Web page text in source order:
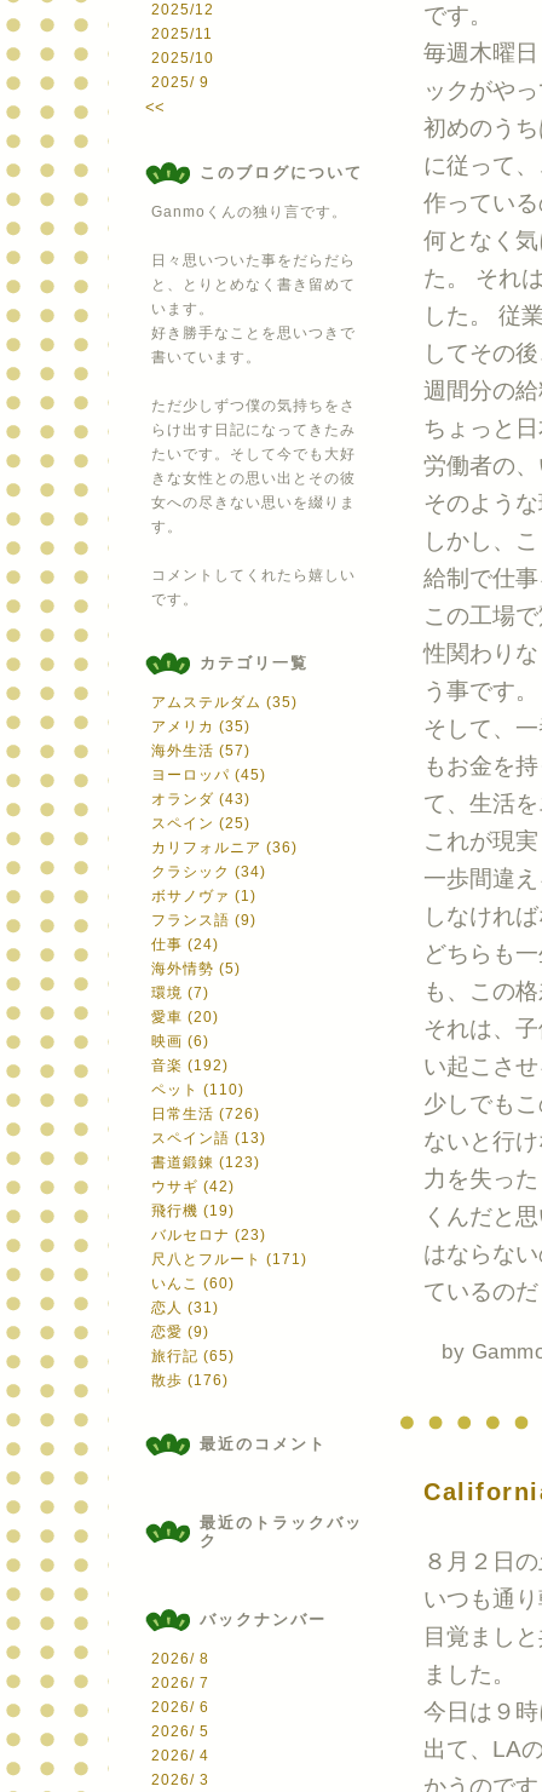
2025/12
2025/11
2025/10
2025/ 9
<<
このブログについて
Ganmoくんの独り言です。
日々思いついた事をだらだら
と、とりとめなく書き留めて
います。
好き勝手なことを思いつきで
書いています。
ただ少しずつ僕の気持ちをさ
らけ出す日記になってきたみ
たいです。そして今でも大好
きな女性との思い出とその彼
女への尽きない思いを綴りま
す。
コメントしてくれたら嬉しい
です。
カテゴリ一覧
アムステルダム (35)
アメリカ (35)
海外生活 (57)
ヨーロッパ (45)
オランダ (43)
スペイン (25)
カリフォルニア (36)
クラシック (34)
ボサノヴァ (1)
フランス語 (9)
仕事 (24)
海外情勢 (5)
環境 (7)
愛車 (20)
映画 (6)
音楽 (192)
ペット (110)
日常生活 (726)
スペイン語 (13)
書道鍛錬 (123)
ウサギ (42)
飛行機 (19)
バルセロナ (23)
尺八とフルート (171)
いんこ (60)
恋人 (31)
恋愛 (9)
旅行記 (65)
散歩 (176)
最近のコメント
最近のトラックバッ
ク
バックナンバー
2026/ 8
2026/ 7
2026/ 6
2026/ 5
2026/ 4
2026/ 3
です。
毎週木曜
ックがや
初めのう
に従って
作ってい
何となく
た。 それ
した。 従
してその
週間分の
ちょっと
労働者の
そのよう
しかし、
給制で仕
この工場
性関わり
う事です。
そして、
もお金を
て、生活
これが現
一歩間違
しなけれ
どちらも
も、この
それは、
い起こさ
少しでも
ないと行
力を失っ
くんだと
はならな
ているの
by
８月２日
いつも通
目覚まし
ました。
今日は９
出て、LA
かうので